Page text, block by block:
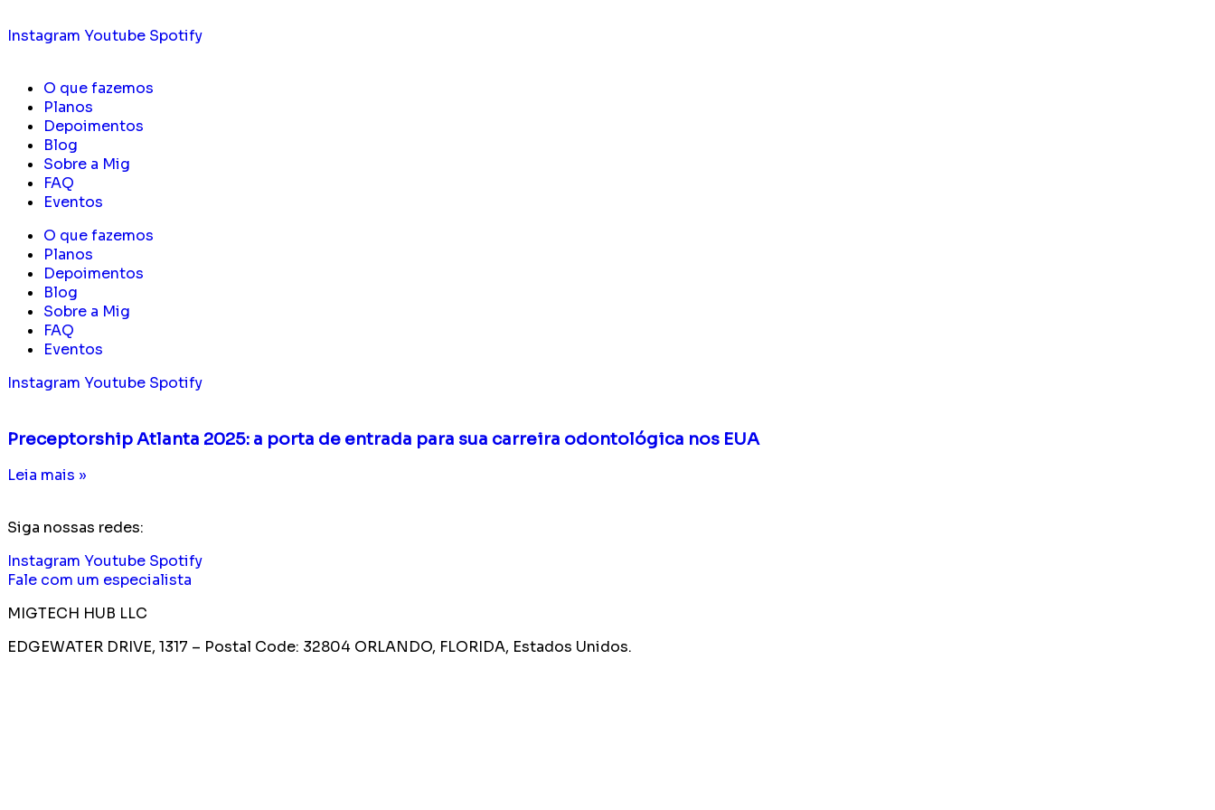
Instagram Youtube Spotify
O que fazemos
Planos
Depoimentos
Blog
Sobre a Mig
FAQ
Eventos
O que fazemos
Planos
Depoimentos
Blog
Sobre a Mig
FAQ
Eventos
Instagram Youtube Spotify
Preceptorship Atlanta 2025: a porta de entrada para sua carreira odontológica nos EUA
Leia mais »
Siga nossas redes:
Instagram Youtube Spotify
Fale com um especialista
MIGTECH HUB LLC
EDGEWATER DRIVE, 1317 – Postal Code: 32804 ORLANDO, FLORIDA, Estados Unidos.